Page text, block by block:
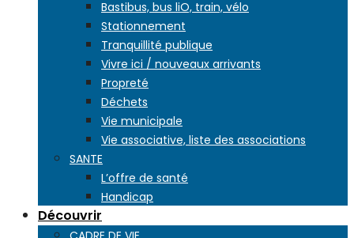
Bastibus, bus liO, train, vélo
Stationnement
Tranquillité publique
Vivre ici / nouveaux arrivants
Propreté
Déchets
Vie municipale
Vie associative, liste des associations
SANTE
L’offre de santé
Handicap
Découvrir